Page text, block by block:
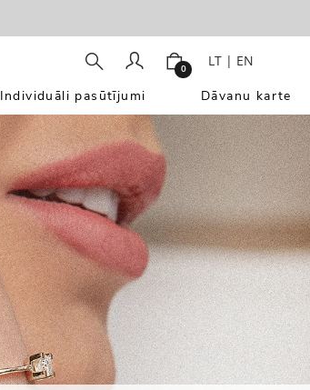
0 LT | EN
Individuāli pasūtījumi Dāvanu karte